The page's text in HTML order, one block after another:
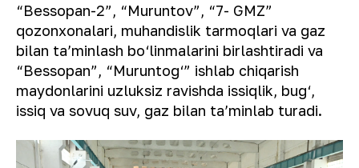
“Bessopan-2”, “Muruntov”, “7- GMZ”
qozonxonalari, muhandislik tarmoqlari va gaz
bilan ta’minlash bo‘linmalarini birlashtiradi va
“Bessopan”, “Muruntog‘” ishlab chiqarish
maydonlarini uzluksiz ravishda issiqlik, bug‘,
issiq va sovuq suv, gaz bilan ta’minlab turadi.